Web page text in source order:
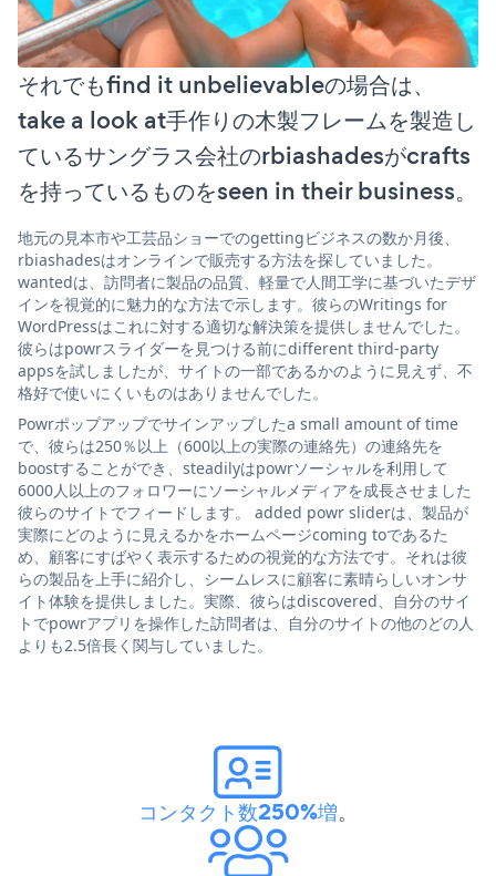
それでもfind it unbelievableの場合は、
take a look at手作りの木製フレームを製造し
ているサングラス会社のrbiashadesがcrafts
を持っているものをseen in their business。
地元の見本市や工芸品ショーでのgettingビジネスの数か月後、
rbiashadesはオンラインで販売する方法を探していました。
wantedは、訪問者に製品の品質、軽量で人間工学に基づいたデザ
インを視覚的に魅力的な方法で示します。彼らのWritings for
WordPressはこれに対する適切な解決策を提供しませんでした。
彼らはpowrスライダーを見つける前にdifferent third-party
appsを試しましたが、サイトの一部であるかのように見えず、不
格好で使いにくいものはありませんでした。
Powrポップアップでサインアップしたa small amount of time
で、彼らは250％以上（600以上の実際の連絡先）の連絡先を
boostすることができ、steadilyはpowrソーシャルを利用して
6000人以上のフォロワーにソーシャルメディアを成長させました
彼らのサイトでフィードします。 added powr sliderは、製品が
実際にどのように見えるかをホームページcoming toであるた
め、顧客にすばやく表示するための視覚的な方法です。それは彼
らの製品を上手に紹介し、シームレスに顧客に素晴らしいオンサ
イト体験を提供しました。実際、彼らはdiscovered、自分のサイ
トでpowrアプリを操作した訪問者は、自分のサイトの他のどの人
よりも2.5倍長く関与していました。
コンタクト数250%増。